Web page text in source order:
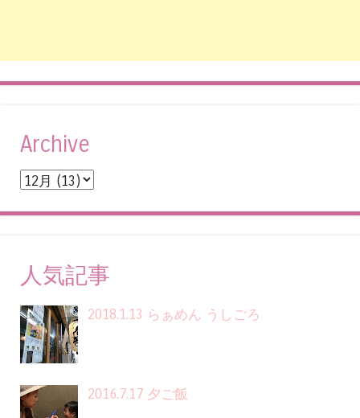
Archive
人気記事
2018.1.13 らぁめん うしごろ
2016.7.17 夕ご飯